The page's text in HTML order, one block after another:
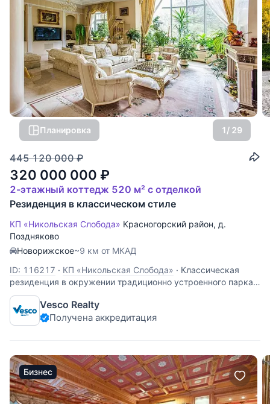
Планировка 1/ 29
445 120 000 ₽
320 000 000 ₽
2-этажный коттедж 520 м² с отделкой
Резиденция в классическом стиле
КП «Никольская Слобода» Красногорский район, д.
Поздняково
Новорижское~9 км от МКАД
ID: 116217 · КП «Никольская Слобода» · Классическая
резиденция в окружении традиционно устроенного парка:
цветники, фонтан, геометрический узор кустарников на
фоне берез и вековых сосен. Интерьеры в классическом
стиле с использованием натуральных материалов.
Vesco Realty
Получена аккредитация
Бизнес